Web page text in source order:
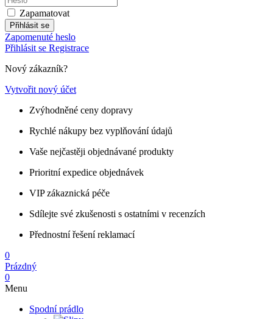
Zapamatovat
Přihlásit se
Zapomenuté heslo
Přihlásit se Registrace
Nový zákazník?
Vytvořit nový účet
Zvýhodněné ceny dopravy
Rychlé nákupy bez vyplňování údajů
Vaše nejčastěji objednávané produkty
Prioritní expedice objednávek
VIP zákaznická péče
Sdílejte své zkušenosti s ostatními v recenzích
Přednostní řešení reklamací
0
Prázdný
0
Menu
Spodní prádlo